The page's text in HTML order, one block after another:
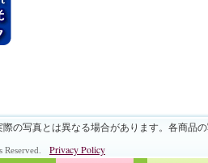
の写真とは異なる場合があります。各商品
Privacy Policy